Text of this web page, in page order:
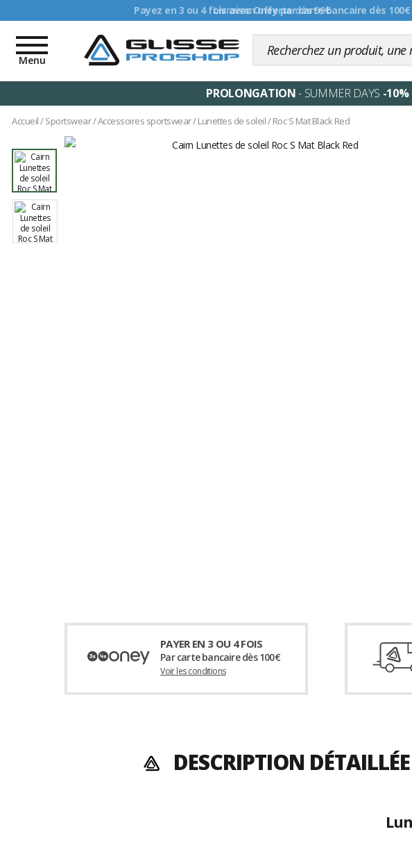
Livraison offerte dès 99€
Toggle
navigation
Menu
PROLONGATION- SUMMER DAYS -10%
Accueil/Sportswear/Accessoires sportswear/Lunettes de soleil/Roc S Mat Black Red
PAYER EN 3 OU 4 FOIS
Par carte bancaire dès 100€
Voir les conditions
DESCRIPTION